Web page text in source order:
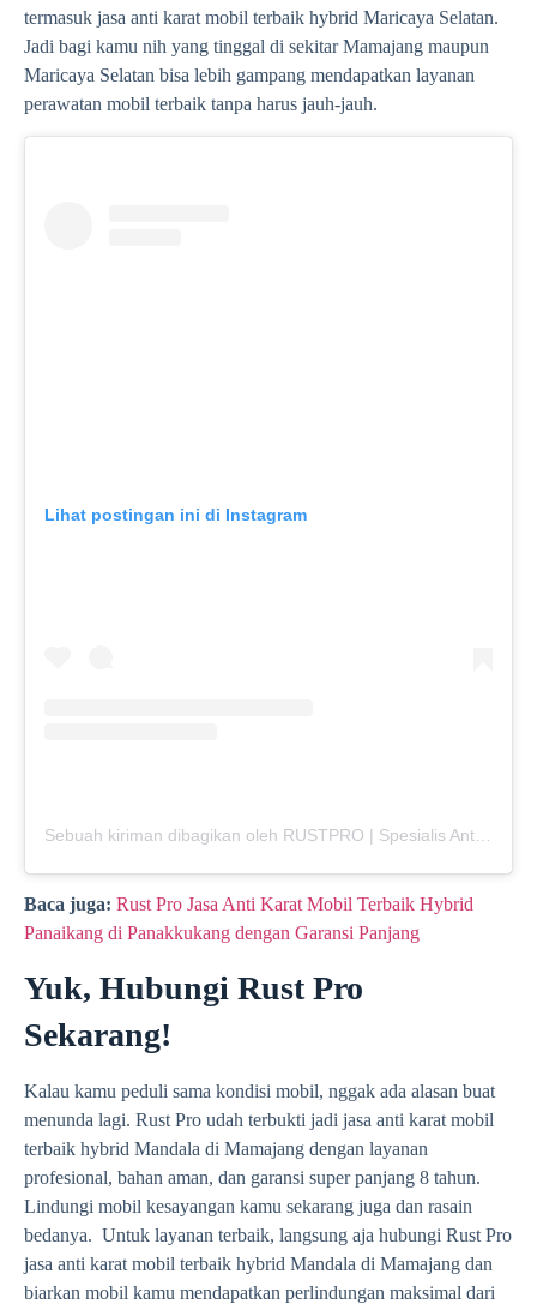
termasuk jasa anti karat mobil terbaik hybrid Maricaya Selatan.
Jadi bagi kamu nih yang tinggal di sekitar Mamajang maupun
Maricaya Selatan bisa lebih gampang mendapatkan layanan
perawatan mobil terbaik tanpa harus jauh-jauh.
Lihat postingan ini di Instagram
Baca juga: Rust Pro Jasa Anti Karat Mobil Terbaik Hybrid
Panaikang di Panakkukang dengan Garansi Panjang
Yuk, Hubungi Rust Pro
Sekarang!
Kalau kamu peduli sama kondisi mobil, nggak ada alasan buat
menunda lagi. Rust Pro udah terbukti jadi jasa anti karat mobil
terbaik hybrid Mandala di Mamajang dengan layanan
profesional, bahan aman, dan garansi super panjang 8 tahun.
Lindungi mobil kesayangan kamu sekarang juga dan rasain
bedanya. Untuk layanan terbaik, langsung aja hubungi Rust Pro
jasa anti karat mobil terbaik hybrid Mandala di Mamajang dan
biarkan mobil kamu mendapatkan perlindungan maksimal dari